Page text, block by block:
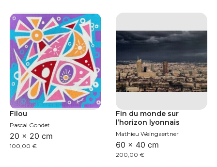
Filou
Pascal Gondet
20 × 20 cm
100,00 €
Fin du monde sur
l’horizon lyonnais
Mathieu Weingaertner
60 × 40 cm
200,00 €